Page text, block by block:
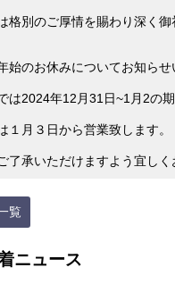
格別のご厚情を賜わり深く御
始のお休みについてお知らせ
は2024年12月31日~1月2の
１月３日から営業致します。
了承いただけますよう宜しく
覧
ニュース